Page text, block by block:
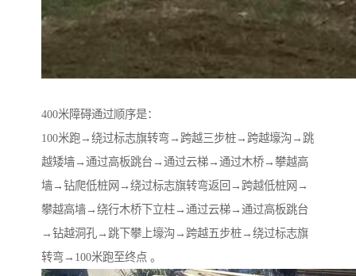
400米障碍通过顺序是：
100米跑→绕过标志旗转弯→跨越三步桩→跨越壕沟→跳
越矮墙→通过高板跳台→通过云梯→通过木桥→攀越高
墙→钻爬低桩网→绕过标志旗转弯返回→跨越低桩网→
攀越高墙→绕行木桥下立柱→通过云梯→通过高板跳台
→钻越洞孔→跳下攀上壕沟→跨越五步桩→绕过标志旗
转弯→100米跑至终点 。